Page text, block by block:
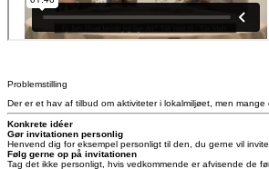
Problemstilling
Der er et hav af tilbud om aktiviteter i lokalmiljøet, men
Konkrete idéer
Gør invitationen personlig
Henvend dig for eksempel personligt til den, du gerne vil
Følg gerne op på invitationen
Tag det ikke personligt, hvis vedkommende er afvisende de